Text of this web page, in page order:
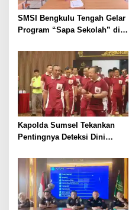
SMSI Bengkulu Tengah Gelar
Program “Sapa Sekolah” di
Kapolda Sumsel Tekankan
Pentingnya Deteksi Dini
Pelayanan Kepolisian